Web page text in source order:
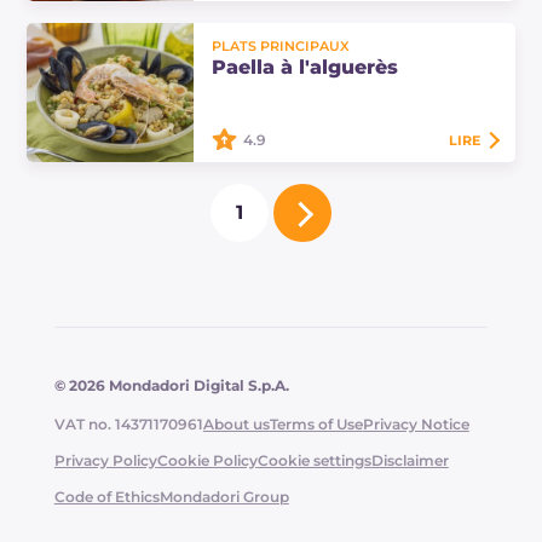
cerises et citron sont un plat
principal savoureux et très parfumé,
PLATS PRINCIPAUX
Paella à l'alguerès
La paella à l'alguerès est un plat
principal qui exprime l'alliance
entre les ingrédients de la mer et
4.9 LIRE
1
© 2026 Mondadori Digital S.p.A.
VAT no. 14371170961About usTerms of UsePrivacy Notice
Privacy PolicyCookie PolicyCookie settingsDisclaimer
Code of EthicsMondadori Group